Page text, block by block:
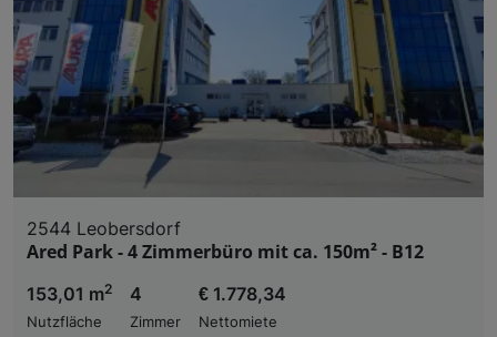
2544 Leobersdorf
Ared Park - 4 Zimmerbüro mit ca. 150m² - B12
153,01 m2
Nutzfläche
4
Zimmer
€ 1.778,34
Nettomiete